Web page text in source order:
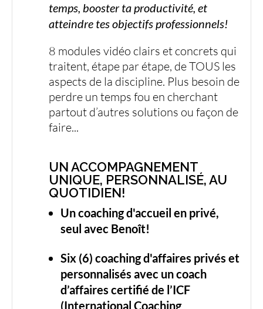
temps, booster ta productivité, et
atteindre tes objectifs professionnels!
8 modules vidéo clairs et concrets qui
traitent, étape par étape, de TOUS les
aspects de la discipline. Plus besoin de
perdre un temps fou en cherchant
partout d’autres solutions ou façon de
faire...
UN ACCOMPAGNEMENT
UNIQUE, PERSONNALISÉ, AU
QUOTIDIEN!
Un coaching d'accueil en privé,
seul avec Benoît!
Six (6) coaching d'affaires privés et
personnalisés avec un coach
d’affaires certifié de l’ICF
(International Coaching